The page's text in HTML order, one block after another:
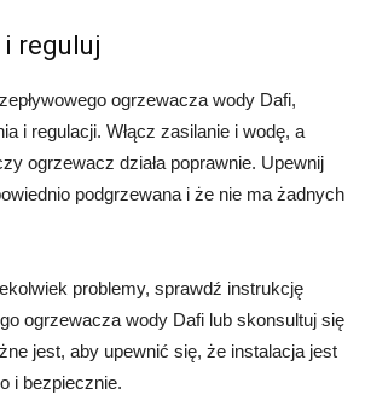
i reguluj
ogrzewacza wody Dafi,
i regulacji. Włącz zasilanie i wodę, a
ogrzewacz działa poprawnie. Upewnij
podgrzewana i że nie ma żadnych
problemy, sprawdź instrukcję
ogrzewacza wody Dafi lub skonsultuj się
jest, aby upewnić się, że instalacja jest
i bezpiecznie.